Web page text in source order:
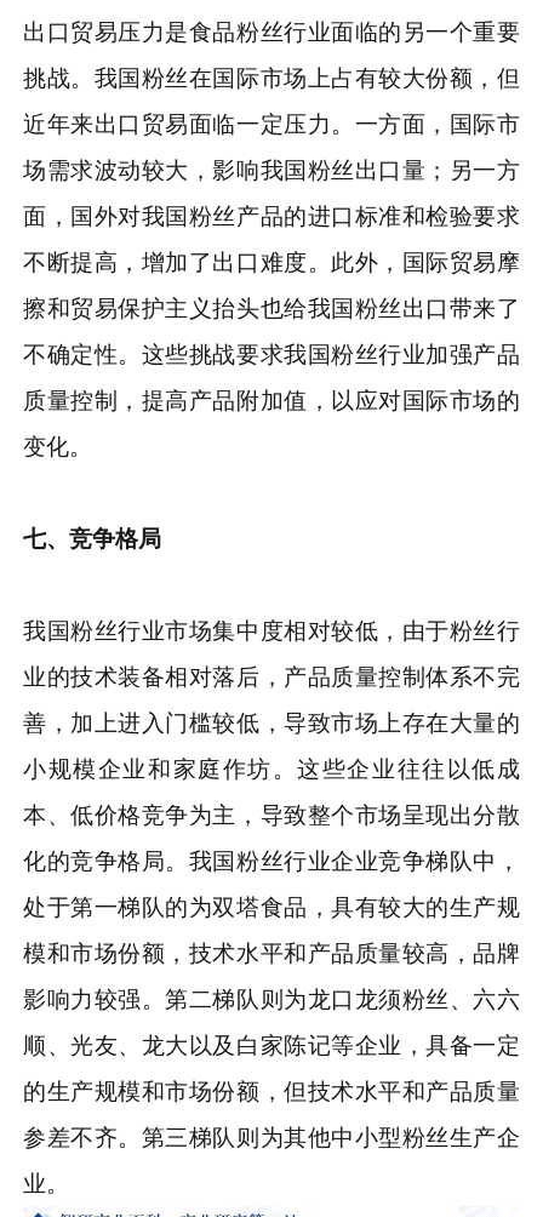
出口贸易压力是食品粉丝行业面临的另一个重要
挑战。我国粉丝在国际市场上占有较大份额，但
近年来出口贸易面临一定压力。一方面，国际市
场需求波动较大，影响我国粉丝出口量；另一方
面，国外对我国粉丝产品的进口标准和检验要求
不断提高，增加了出口难度。此外，国际贸易摩
擦和贸易保护主义抬头也给我国粉丝出口带来了
不确定性。这些挑战要求我国粉丝行业加强产品
质量控制，提高产品附加值，以应对国际市场的
变化。
七、竞争格局
我国粉丝行业市场集中度相对较低，由于粉丝行
业的技术装备相对落后，产品质量控制体系不完
善，加上进入门槛较低，导致市场上存在大量的
小规模企业和家庭作坊。这些企业往往以低成
本、低价格竞争为主，导致整个市场呈现出分散
化的竞争格局。我国粉丝行业企业竞争梯队中，
处于第一梯队的为双塔食品，具有较大的生产规
模和市场份额，技术水平和产品质量较高，品牌
影响力较强。第二梯队则为龙口龙须粉丝、六六
顺、光友、龙大以及白家陈记等企业，具备一定
的生产规模和市场份额，但技术水平和产品质量
参差不齐。第三梯队则为其他中小型粉丝生产企
业。